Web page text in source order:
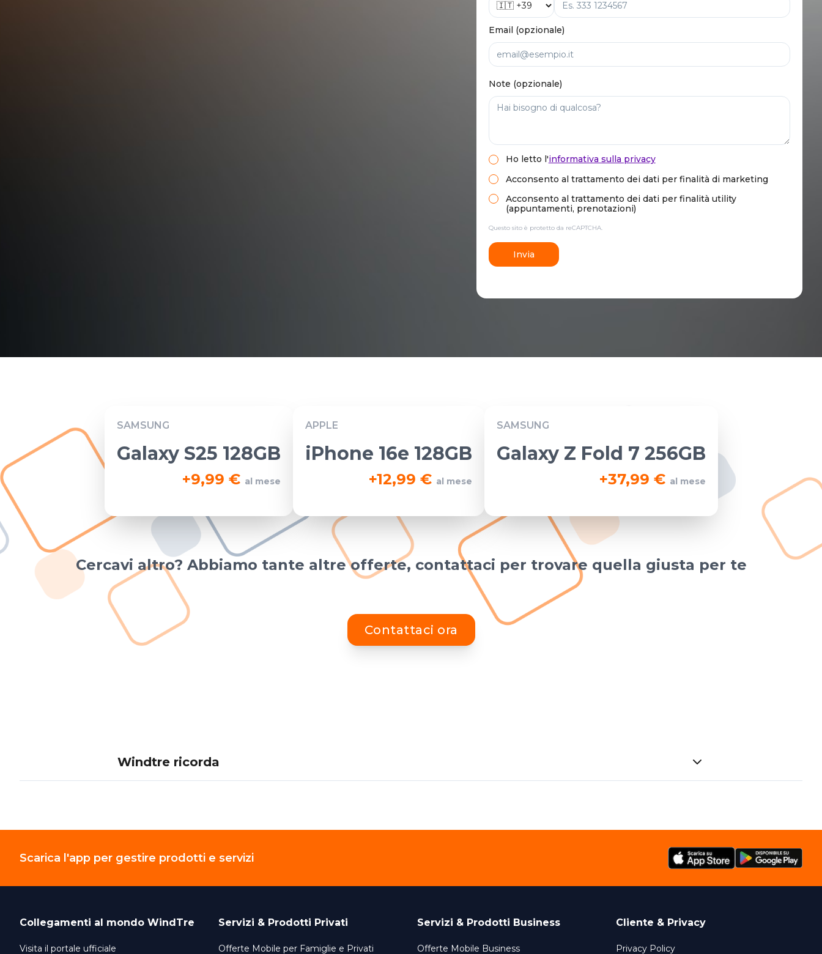
Email (opzionale)
Note (opzionale)
Ho letto l'informativa sulla privacy
Acconsento al trattamento dei dati per finalità di marketing
Acconsento al trattamento dei dati per finalità utility
(appuntamenti, prenotazioni)
Questo sito è protetto da reCAPTCHA.
Invia
SAMSUNG
Galaxy S25 128GB
+9,99 € al mese
APPLE
iPhone 16e 128GB
+12,99 € al mese
SAMSUNG
Galaxy Z Fold 7 256GB
+37,99 € al mese
Cercavi altro? Abbiamo tante altre offerte, contattaci per trovare quella giusta per te
Contattaci ora
Windtre ricorda
Scarica l'app per gestire prodotti e servizi
Collegamenti al mondo WindTre
Visita il portale ufficiale
Servizi & Prodotti Privati
Offerte Mobile per Famiglie e Privati
Servizi & Prodotti Business
Offerte Mobile Business
Cliente & Privacy
Privacy Policy